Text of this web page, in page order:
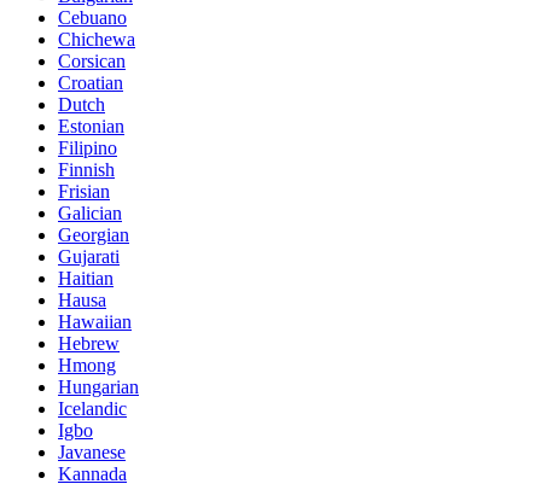
Cebuano
Chichewa
Corsican
Croatian
Dutch
Estonian
Filipino
Finnish
Frisian
Galician
Georgian
Gujarati
Haitian
Hausa
Hawaiian
Hebrew
Hmong
Hungarian
Icelandic
Igbo
Javanese
Kannada